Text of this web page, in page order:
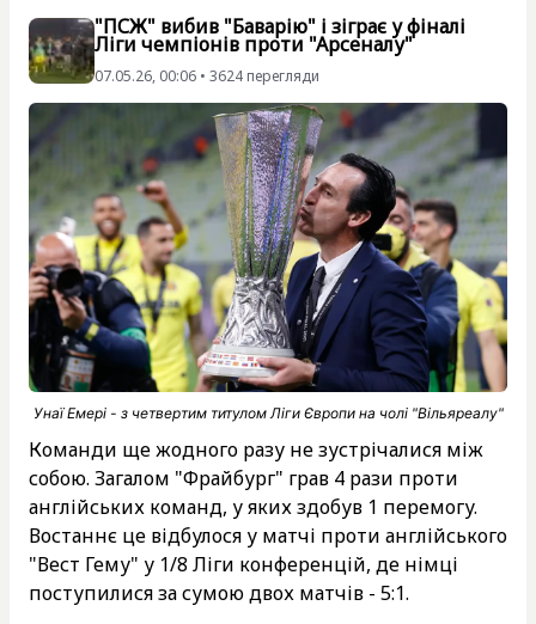
"ПСЖ" вибив "Баварію" і зіграє у фіналі
Ліги чемпіонів проти "Арсеналу"
07.05.26, 00:06 • 3624 перегляди
Унаї Емері - з четвертим титулом Ліги Європи на чолі "Вільяреалу"
Команди ще жодного разу не зустрічалися між
собою. Загалом "Фрайбург" грав 4 рази проти
англійських команд, у яких здобув 1 перемогу.
Востаннє це відбулося у матчі проти англійського
"Вест Гему" у 1/8 Ліги конференцій, де німці
поступилися за сумою двох матчів - 5:1.